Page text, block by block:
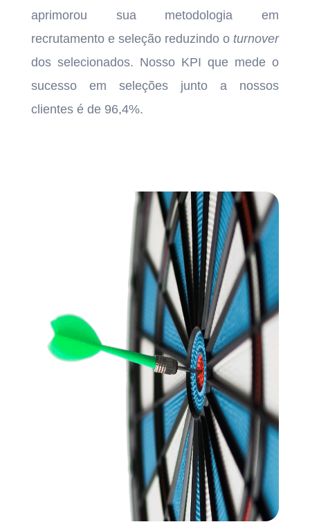
aprimorou sua metodologia em
recrutamento e seleção reduzindo o turnover
dos selecionados. Nosso KPI que mede o
sucesso em seleções junto a nossos
clientes é de 96,4%.